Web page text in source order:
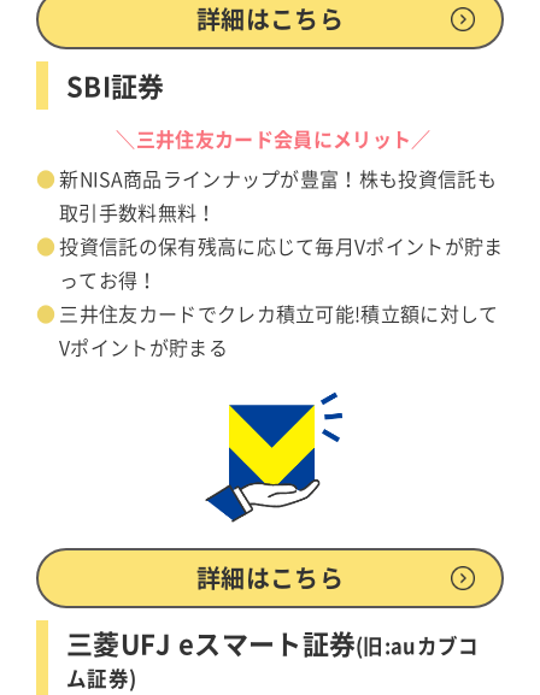
詳細はこちら
SBI証券
＼三井住友カード会員にメリット／
新NISA商品ラインナップが豊富！株も投資信託も
取引手数料無料！
投資信託の保有残高に応じて毎月Vポイントが貯ま
ってお得！
三井住友カードでクレカ積立可能!積立額に対して
Vポイントが貯まる
詳細はこちら
三菱UFJ eスマート証券(旧:auカブコ
ム証券)